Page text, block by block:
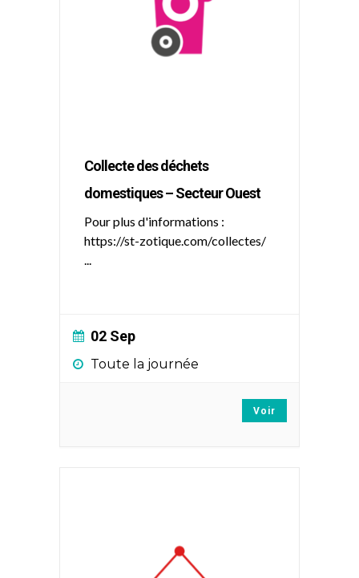
Collecte des déchets
domestiques – Secteur Ouest
Pour plus d'informations :
https://st-zotique.com/collectes/
...
02 Sep
Toute la journée
Voir